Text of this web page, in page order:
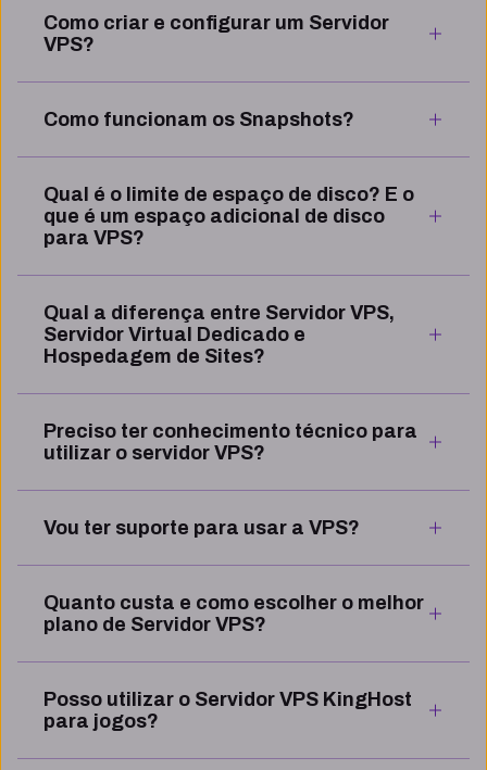
Como criar e configurar um Servidor
VPS?
Como funcionam os Snapshots?
Qual é o limite de espaço de disco? E o
que é um espaço adicional de disco
para VPS?
Qual a diferença entre Servidor VPS,
Servidor Virtual Dedicado e
Hospedagem de Sites?
Preciso ter conhecimento técnico para
utilizar o servidor VPS?
Vou ter suporte para usar a VPS?
Quanto custa e como escolher o melhor
plano de Servidor VPS?
Posso utilizar o Servidor VPS KingHost
para jogos?